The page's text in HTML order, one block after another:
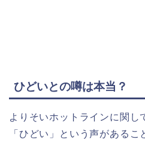
ひどいとの噂は本当？
よりそいホットラインに関し
「ひどい」という声があるこ